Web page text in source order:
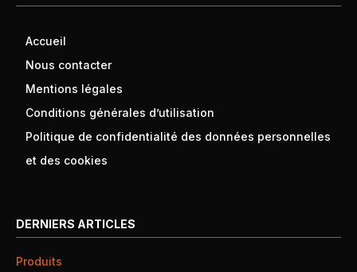
Accueil
Nous contacter
Mentions légales
Conditions générales d’utilisation
Politique de confidentialité des données personnelles
et des cookies
DERNIERS ARTICLES
Produits